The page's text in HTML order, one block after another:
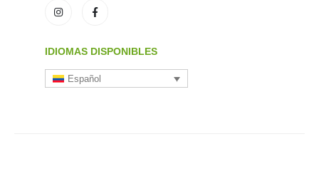
IDIOMAS DISPONIBLES
Español